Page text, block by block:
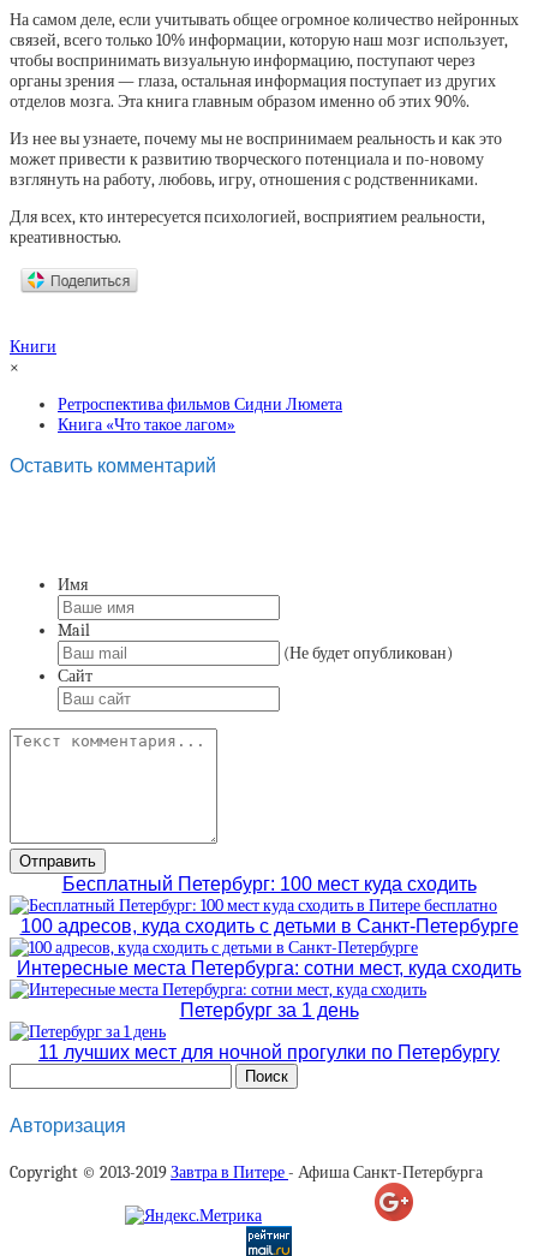
На самом деле, если учитывать общее огромное количество нейронных
связей, всего только 10% информации, которую наш мозг использует,
чтобы воспринимать визуальную информацию, поступают через
органы зрения — глаза, остальная информация поступает из других
отделов мозга. Эта книга главным образом именно об этих 90%.
Из нее вы узнаете, почему мы не воспринимаем реальность и как это
может привести к развитию творческого потенциала и по-новому
взглянуть на работу, любовь, игру, отношения с родственниками.
Для всех, кто интересуется психологией, восприятием реальности,
креативностью.
Книги
×
Ретроспектива фильмов Сидни Люмета
Книга «Что такое лагом»
Оставить комментарий
Имя
Mail
(Не будет опубликован)
Сайт
Бесплатный Петербург: 100 мест куда сходить
100 адресов, куда сходить с детьми в Санкт-Петербурге
Интересные места Петербурга: сотни мест, куда сходить
Петербург за 1 день
11 лучших мест для ночной прогулки по Петербургу
Авторизация
Copyright © 2013-2019Завтра в Питере- Афиша Санкт-Петербурга